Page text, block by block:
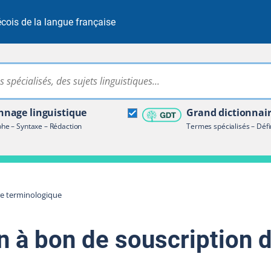
de la langue française
Rechercher dans tout le site
linguistique
– Syntaxe – Rédaction
Grand
Termes spécialisés –
terminologique
terminologique
à bon de souscription